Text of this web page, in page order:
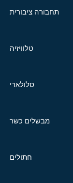
תחבורה ציבורית
טלוויזיה
סלולארי
מבשלים כשר
חתולים